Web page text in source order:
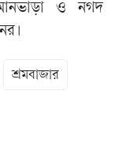
ও নগদ
শ্রমবাজার